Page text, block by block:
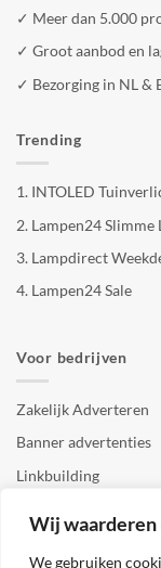
Wij
We gebruiken
✓ Meer dan 5.000
✓ Groot aanbod en
✓ Bezorging in NL &
Trending
1. INTOLED
2. Lampen24 Slimme
3. Lampdirect
4. Lampen24 Sale
Voor bedrijven
Zakelijk Adverteren
Banner advertenties
Linkbuilding